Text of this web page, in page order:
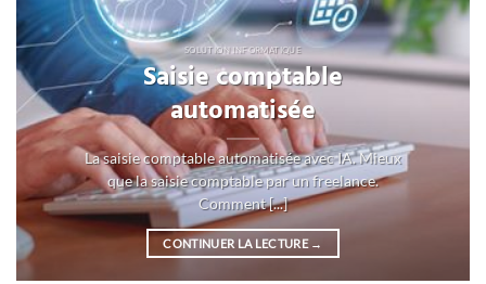
SOLUTION INFORMATIQUE
Saisie comptable
automatisée
La saisie comptable automatisée avec IA. Mieux
que la saisie comptable par un freelance.
Comment [...]
CONTINUER LA LECTURE →